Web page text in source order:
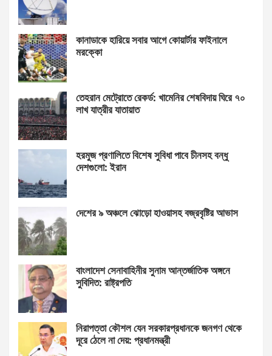
কানাডাকে হারিয়ে সবার আগে কোয়ার্টার ফাইনালে
মরক্কো
তেহরান মেট্রোতে রেকর্ড: খামেনির শেষবিদায় ঘিরে ৭০
লাখ যাত্রীর যাতায়াত
হরমুজ প্রণালিতে বিশেষ সুবিধা পাবে চীনসহ বন্ধু
দেশগুলো: ইরান
দেশের ৯ অঞ্চলে ঝোড়ো হাওয়াসহ বজ্রবৃষ্টির আভাস
বাংলাদেশ সেনাবাহিনীর সুনাম আন্তর্জাতিক অঙ্গনে
সুবিদিত: রাষ্ট্রপতি
নিরাপত্তা কৌশল যেন সরকারপ্রধানকে জনগণ থেকে
দূরে ঠেলে না দেয়: প্রধানমন্ত্রী